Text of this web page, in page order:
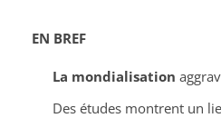
EN BREF
La mondialisation
Des études montrent un